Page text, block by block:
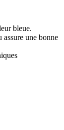
bleue.
une bonne